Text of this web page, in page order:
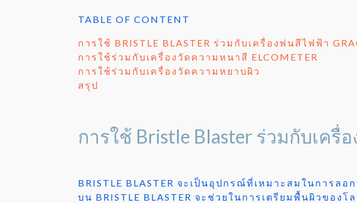
TABLE OF CONTENT
การใช้ BRISTLE BLASTER ร่วมกับเครื่องพ่นสีไฟฟ้า
การใช้ร่วมกับเครื่องวัดความหนาสี ELCOMETER
การใช้ร่วมกับเครื่องวัดความหยาบผิว
สรุป
การใช้ Bristle Blaster ร่วมกับเครื่
BRISTLE BLASTER จะเป็นอุปกรณ์ที่เหมาะสมในการล
บน BRISTLE BLASTER จะช่วยในการเตรียมพื้นผิวของ